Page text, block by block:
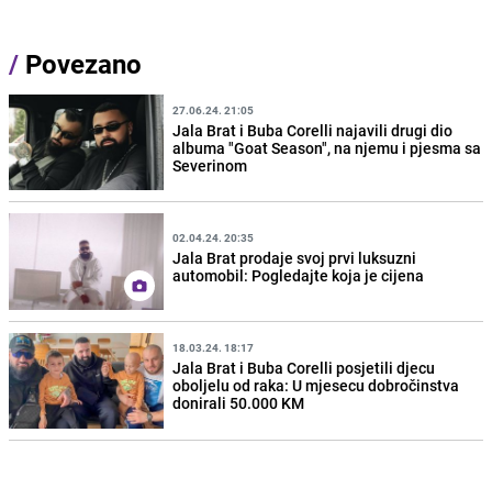
/ Povezano
27.06.24. 21:05
Jala Brat i Buba Corelli najavili drugi dio
albuma "Goat Season", na njemu i pjesma sa
Severinom
02.04.24. 20:35
Jala Brat prodaje svoj prvi luksuzni
automobil: Pogledajte koja je cijena
18.03.24. 18:17
Jala Brat i Buba Corelli posjetili djecu
oboljelu od raka: U mjesecu dobročinstva
donirali 50.000 KM